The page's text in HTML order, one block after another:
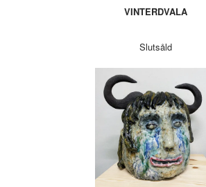
VINTERDVALA
Slutsåld